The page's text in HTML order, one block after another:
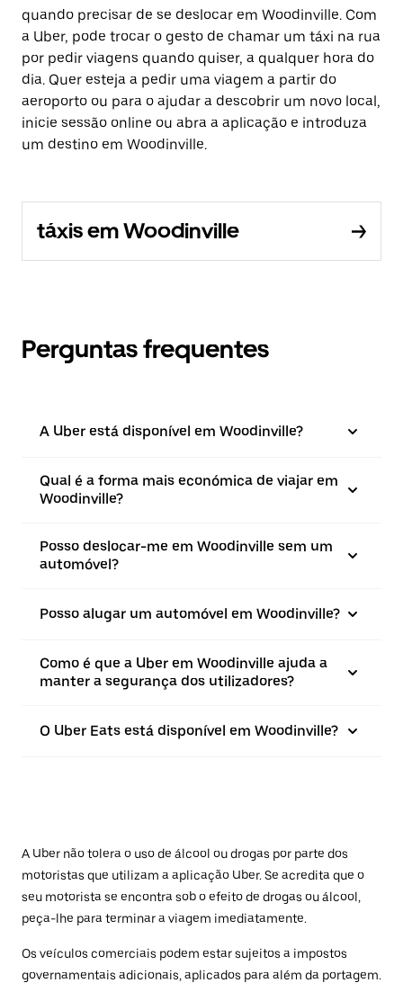
quando precisar de se deslocar em Woodinville. Com
a Uber, pode trocar o gesto de chamar um táxi na rua
por pedir viagens quando quiser, a qualquer hora do
dia. Quer esteja a pedir uma viagem a partir do
aeroporto ou para o ajudar a descobrir um novo local,
inicie sessão online ou abra a aplicação e introduza
um destino em Woodinville.
táxis em Woodinville
Perguntas frequentes
A Uber está disponível em Woodinville?
Qual é a forma mais económica de viajar em
Woodinville?
Posso deslocar-me em Woodinville sem um
automóvel?
Posso alugar um automóvel em Woodinville?
Como é que a Uber em Woodinville ajuda a
manter a segurança dos utilizadores?
O Uber Eats está disponível em Woodinville?
A Uber não tolera o uso de álcool ou drogas por parte dos
motoristas que utilizam a aplicação Uber. Se acredita que o
seu motorista se encontra sob o efeito de drogas ou álcool,
peça-lhe para terminar a viagem imediatamente.
Os veículos comerciais podem estar sujeitos a impostos
governamentais adicionais, aplicados para além da portagem.